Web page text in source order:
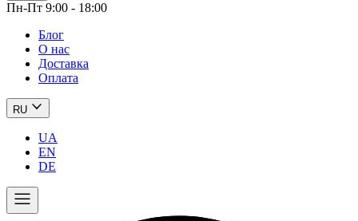
Пн-Пт 9:00 - 18:00
Блог
О нас
Доставка
Оплата
RU
UA
EN
DE